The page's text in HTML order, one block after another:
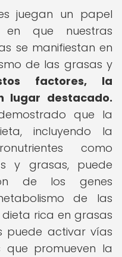
juegan un papel
que nuestras
se manifiestan en
de las grasas y
factores, la
lugar destacado.
que la
incluyendo la
como
y grasas, puede
de los genes
de las
rica en grasas
puede activar vías
que promueven la